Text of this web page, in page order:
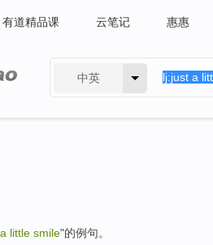
有道精品课 云笔记 惠惠
中英
little smile"的例句。